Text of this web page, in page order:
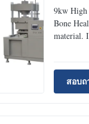
9kw High
Bone
material.
สอบ